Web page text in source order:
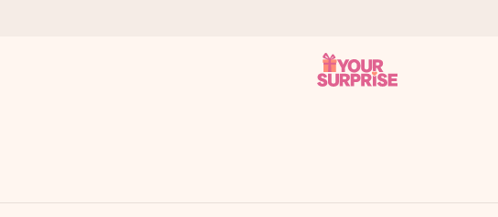
und schicken es blitzschnell – damit du es genau zum richtigen Zeitpunkt